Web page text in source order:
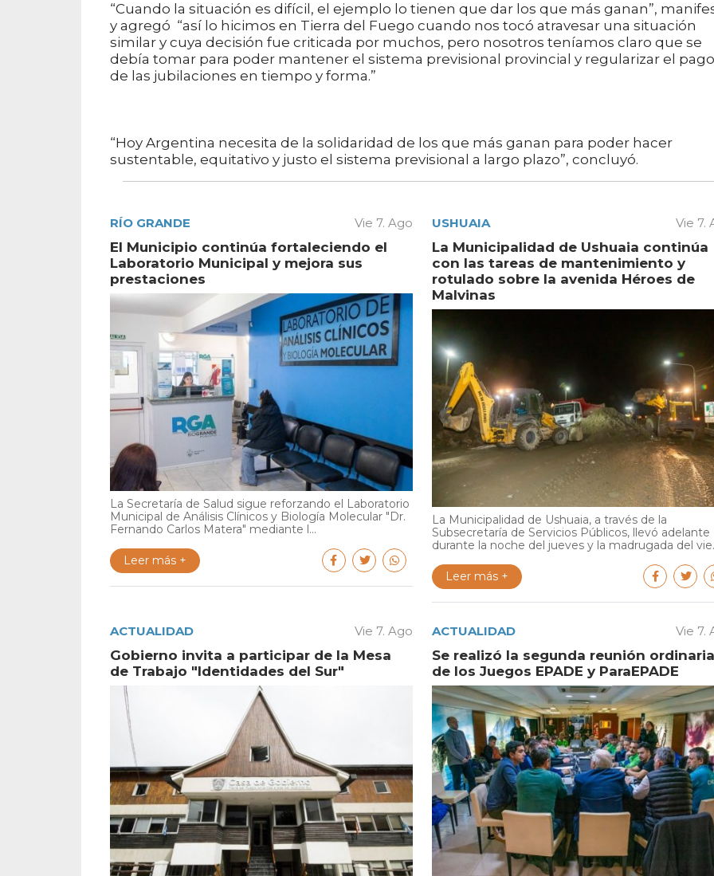
“Cuando la situación es difícil, el ejemplo lo tienen que dar los que más ganan”,
y agregó “así lo hicimos en Tierra del Fuego cuando nos tocó atravesar una situación
similar y cuya decisión fue criticada por muchos, pero nosotros teníamos claro que se
debía tomar para poder mantener el sistema previsional provincial y regularizar el pago
de las jubilaciones en tiempo y forma.”
“Hoy Argentina necesita de la solidaridad de los que más ganan para poder hacer
sustentable, equitativo y justo el sistema previsional a largo plazo”, concluyó.
RÍO GRANDE Vie 7. Ago
El Municipio continúa fortaleciendo el
Laboratorio Municipal y mejora sus
prestaciones
La Secretaría de Salud sigue reforzando el Laboratorio
Municipal de Análisis Clínicos y Biología Molecular "Dr.
Fernando Carlos Matera" mediante l...
Leer más +
USHUAIA Vie 7.
La Municipalidad de Ushuaia continúa
con las tareas de mantenimiento y
rotulado sobre la avenida Héroes de
Malvinas
La Municipalidad de Ushuaia, a través de la
Subsecretaría de Servicios Públicos, llevó adelante
durante la noche del jueves y la madrugada del
Leer más +
ACTUALIDAD Vie 7. Ago
Gobierno invita a participar de la Mesa
de Trabajo "Identidades del Sur"
ACTUALIDAD Vie 7.
Se realizó la segunda reunión ordinaria
de los Juegos EPADE y ParaEPADE